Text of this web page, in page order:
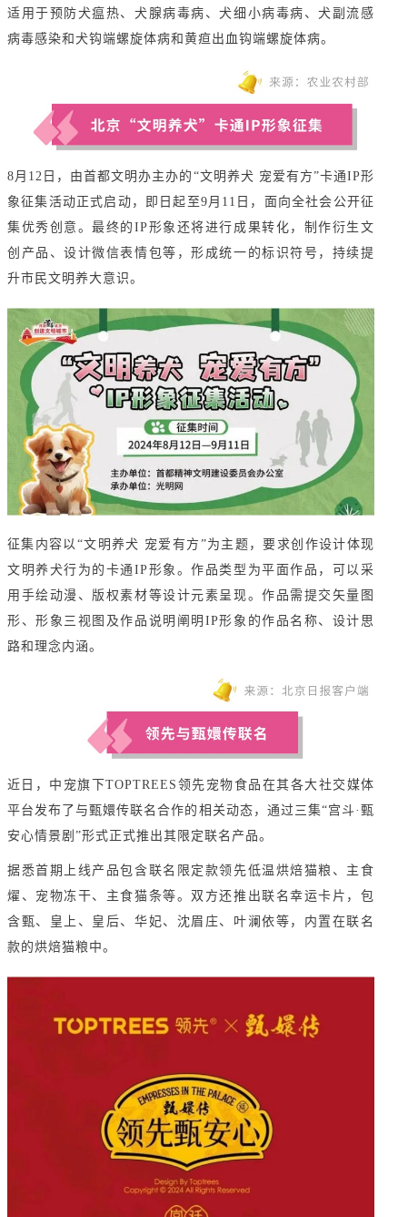
适用于预防犬瘟热、犬腺病毒病、犬细小病毒病、犬副流感
病毒感染和犬钩端螺旋体病和黄疸出血钩端螺旋体病。
8月12日，由首都文明办主办的“文明养犬 宠爱有方”卡通IP形
象征集活动正式启动，即日起至9月11日，面向全社会公开征
集优秀创意。最终的IP形象还将进行成果转化，制作衍生文
创产品、设计微信表情包等，形成统一的标识符号，持续提
升市民文明养大意识。
征集内容以“文明养犬 宠爱有方”为主题，要求创作设计体现
文明养犬行为的卡通IP形象。作品类型为平面作品，可以采
用手绘动漫、版权素材等设计元素呈现。作品需提交矢量图
形、形象三视图及作品说明阐明IP形象的作品名称、设计思
路和理念内涵。
近日，中宠旗下TOPTREES领先宠物食品在其各大社交媒体
平台发布了与甄嬛传联名合作的相关动态，通过三集“宫斗·甄
安心情景剧”形式正式推出其限定联名产品。
据悉首期上线产品包含联名限定款领先低温烘焙猫粮、主食
燿、宠物冻干、主食猫条等。双方还推出联名幸运卡片，包
含甄、皇上、皇后、华妃、沈眉庄、叶澜依等，内置在联名
款的烘焙猫粮中。